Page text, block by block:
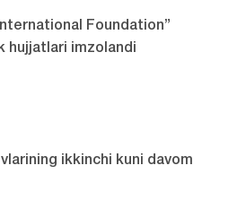
Foundation”
hujjatlari imzolandi
ikkinchi kuni davom